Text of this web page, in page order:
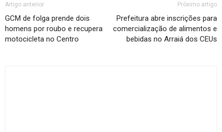
Artigo anterior
GCM de folga prende dois
homens por roubo e recupera
motocicleta no Centro
Próximo artigo
Prefeitura abre inscrições para
comercialização de alimentos e
bebidas no Arraiá dos CEUs